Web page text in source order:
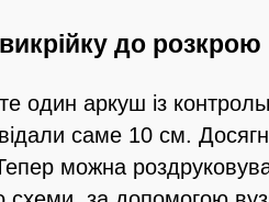
до розкрою
один аркуш із
саме 10 см.
можна